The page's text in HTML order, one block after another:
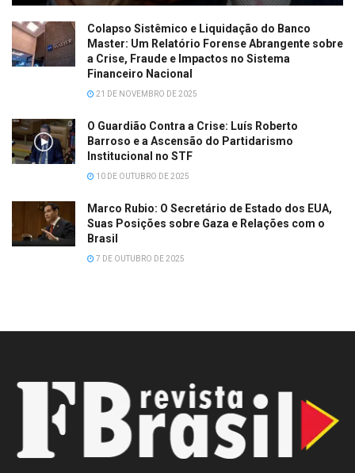
Colapso Sistêmico e Liquidação do Banco
Master: Um Relatório Forense Abrangente sobre
a Crise, Fraude e Impactos no Sistema
Financeiro Nacional
21 DE NOVEMBRO DE 2025
O Guardião Contra a Crise: Luís Roberto
Barroso e a Ascensão do Partidarismo
Institucional no STF
10 DE OUTUBRO DE 2025
Marco Rubio: O Secretário de Estado dos EUA,
Suas Posições sobre Gaza e Relações com o
Brasil
7 DE OUTUBRO DE 2025